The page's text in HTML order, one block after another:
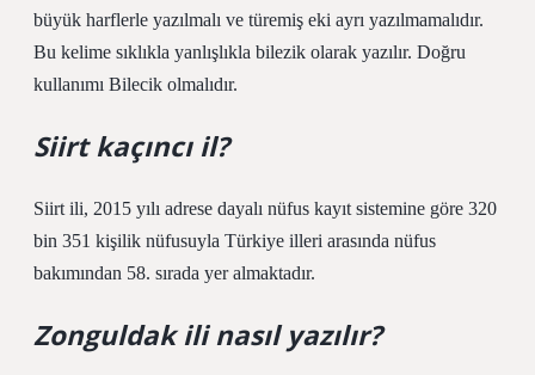
büyük harflerle yazılmalı ve türemiş eki ayrı yazılmamalıdır.
Bu kelime sıklıkla yanlışlıkla bilezik olarak yazılır. Doğru
kullanımı Bilecik olmalıdır.
Siirt kaçıncı il?
Siirt ili, 2015 yılı adrese dayalı nüfus kayıt sistemine göre 320
bin 351 kişilik nüfusuyla Türkiye illeri arasında nüfus
bakımından 58. sırada yer almaktadır.
Zonguldak ili nasıl yazılır?